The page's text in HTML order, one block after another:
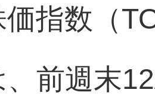
価指数（
前週末